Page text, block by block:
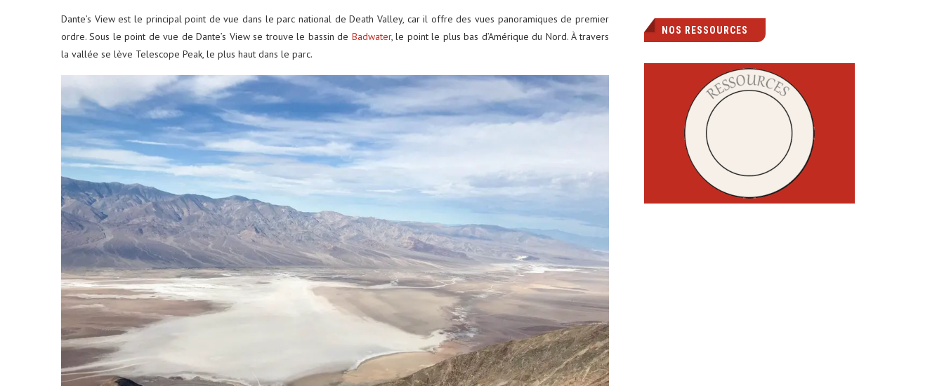
Dante’s View est le principal point de vue dans le parc national de Death Valley, car il offre des vues panoramiques de premier
ordre. Sous le point de vue de Dante’s View se trouve le bassin de Badwater, le point le plus bas d’Amérique du Nord. À travers
la vallée se lève Telescope Peak, le plus haut dans le parc.
NOS RESSOURCES